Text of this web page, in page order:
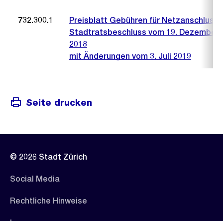
732.300.1
Preisblatt Gebühren für Netzanschluss
Stadtratsbeschluss vom 19. Dezember
2018
mit Änderungen vom 3. Juli 2019
Seite drucken
© 2026 Stadt Zürich
Social Media
Rechtliche Hinweise